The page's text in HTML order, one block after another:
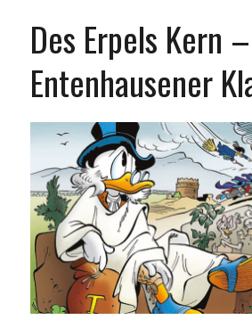
Des Erpels Kern
Entenhausener